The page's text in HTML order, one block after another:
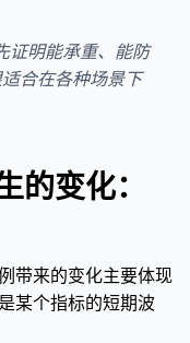
证明能承重、能防
合在各种场景下
的变化：
带来的变化主要体现
某个指标的短期波